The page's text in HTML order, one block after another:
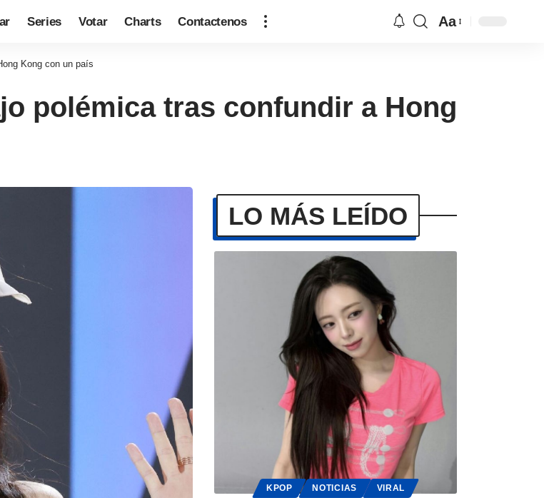
Series Votar Charts Contactenos Aa
Kong con un país
polémica tras confundir a Hong
LO MÁS LEÍDO
KPOP NOTICIAS VIRAL